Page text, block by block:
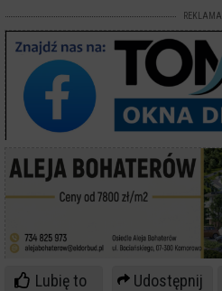
REKLAMA
Lubię to
Udostępnij